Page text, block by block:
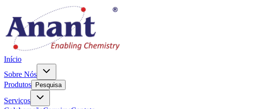
Início
Sobre Nós
Produtos
Pesquisa
Serviços